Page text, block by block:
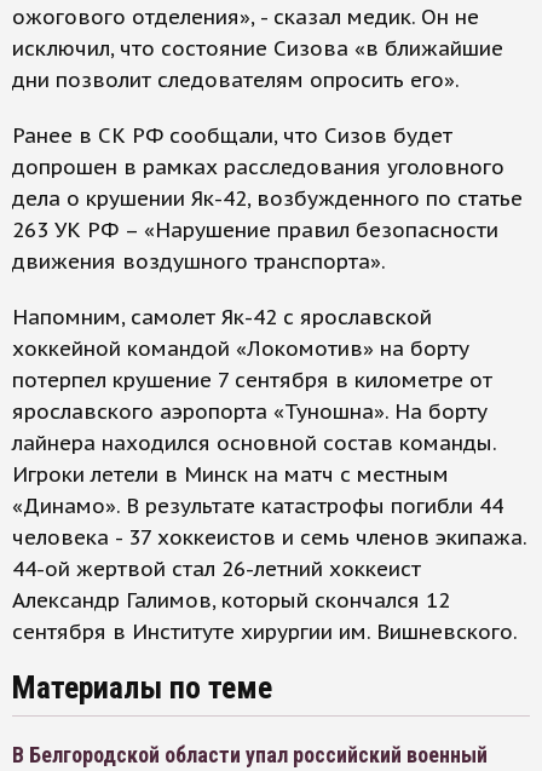
ожогового отделения», - сказал медик. Он не
исключил, что состояние Сизова «в ближайшие
дни позволит следователям опросить его».
Ранее в СК РФ сообщали, что Сизов будет
допрошен в рамках расследования уголовного
дела о крушении Як-42, возбужденного по статье
263 УК РФ – «Нарушение правил безопасности
движения воздушного транспорта».
Напомним, самолет Як-42 с ярославской
хоккейной командой «Локомотив» на борту
потерпел крушение 7 сентября в километре от
ярославского аэропорта «Туношна». На борту
лайнера находился основной состав команды.
Игроки летели в Минск на матч с местным
«Динамо». В результате катастрофы погибли 44
человека - 37 хоккеистов и семь членов экипажа.
44-ой жертвой стал 26-летний хоккеист
Александр Галимов, который скончался 12
сентября в Институте хирургии им. Вишневского.
Материалы по теме
В Белгородской области упал российский военный